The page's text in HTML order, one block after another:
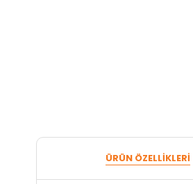
ÜRÜN ÖZELLIKLERI